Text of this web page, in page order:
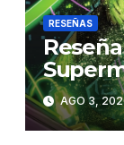
RESEÑAS
AGO 3,